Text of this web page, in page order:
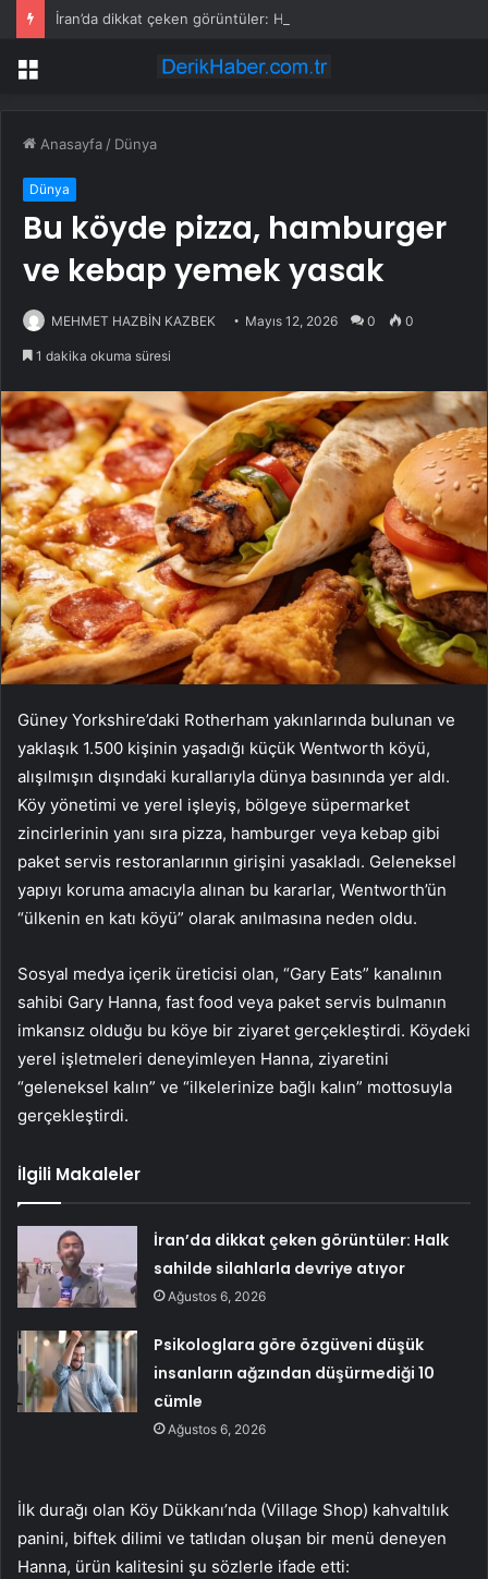
Menü
Anasayfa / Dünya
Dünya
Bu köyde pizza, hamburger
ve kebap yemek yasak
MEHMET HAZBİN KAZBEK Mayıs 12, 2026 0 0
1 dakika okuma süresi
Güney Yorkshire’daki Rotherham yakınlarında bulunan ve
yaklaşık 1.500 kişinin yaşadığı küçük Wentworth köyü,
alışılmışın dışındaki kurallarıyla dünya basınında yer aldı.
Köy yönetimi ve yerel işleyiş, bölgeye süpermarket
zincirlerinin yanı sıra pizza, hamburger veya kebap gibi
paket servis restoranlarının girişini yasakladı. Geleneksel
yapıyı koruma amacıyla alınan bu kararlar, Wentworth’ün
“ülkenin en katı köyü” olarak anılmasına neden oldu.
Sosyal medya içerik üreticisi olan, “Gary Eats” kanalının
sahibi Gary Hanna, fast food veya paket servis bulmanın
imkansız olduğu bu köye bir ziyaret gerçekleştirdi. Köydeki
yerel işletmeleri deneyimleyen Hanna, ziyaretini
“geleneksel kalın” ve “ilkelerinize bağlı kalın” mottosuyla
gerçekleştirdi.
İlgili Makaleler
İran’da dikkat çeken görüntüler: Halk
sahilde silahlarla devriye atıyor
Ağustos 6, 2026
Psikologlara göre özgüveni düşük
insanların ağzından düşürmediği 10
cümle
Ağustos 6, 2026
İlk durağı olan Köy Dükkanı’nda (Village Shop) kahvaltılık
panini, biftek dilimi ve tatlıdan oluşan bir menü deneyen
Hanna, ürün kalitesini şu sözlerle ifade etti: